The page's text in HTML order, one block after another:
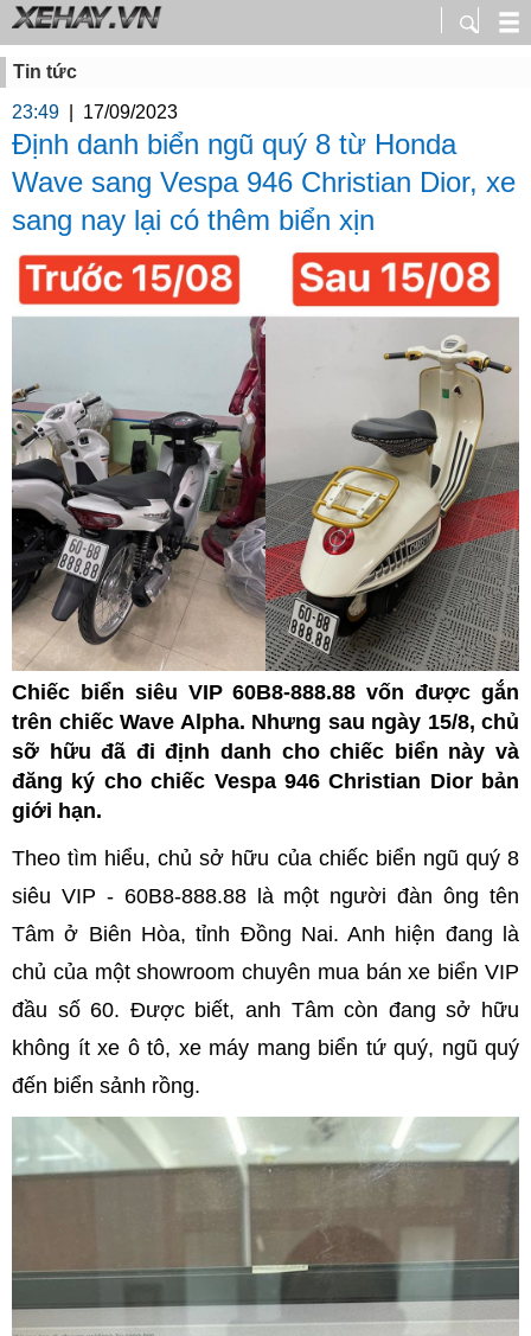
Tin tức
23:49
17/09/2023
Định danh biển ngũ quý 8 từ Honda
Wave sang Vespa 946 Christian Dior, xe
sang nay lại có thêm biển xịn
Chiếc biển siêu VIP 60B8-888.88 vốn được gắn
trên chiếc Wave Alpha. Nhưng sau ngày 15/8, chủ
sỡ hữu đã đi định danh cho chiếc biển này và
đăng ký cho chiếc Vespa 946 Christian Dior bản
giới hạn.
Theo tìm hiểu, chủ sở hữu của chiếc biển ngũ quý 8
siêu VIP - 60B8-888.88 là một người đàn ông tên
Tâm ở Biên Hòa, tỉnh Đồng Nai. Anh hiện đang là
chủ của một showroom chuyên mua bán xe biển VIP
đầu số 60. Được biết, anh Tâm còn đang sở hữu
không ít xe ô tô, xe máy mang biển tứ quý, ngũ quý
đến biển sảnh rồng.